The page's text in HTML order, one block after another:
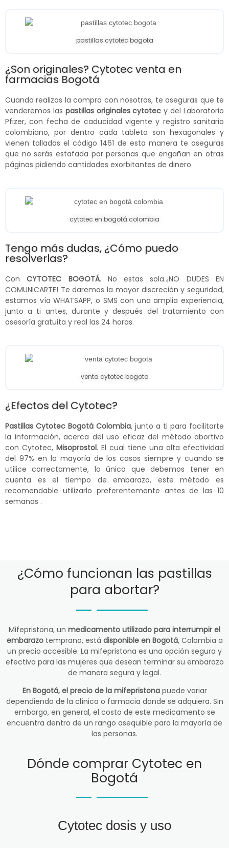
pastillas cytotec bogota
¿Son originales? Cytotec venta en
farmacias Bogotá
Cuando realizas la compra con nosotros, te aseguras que te
venderemos las pastillas originales cytotec y del Laboratorio
Pfizer, con fecha de caducidad vigente y registro sanitario
colombiano, por dentro cada tableta son hexagonales y
vienen talladas el código 1461 de esta manera te aseguras
que no serás estafada por personas que engañan en otras
páginas pidiendo cantidades exorbitantes de dinero
cytotec en bogotá colombia
Tengo más dudas, ¿Cómo puedo
resolverlas?
ConCYTOTEC BOGOTÁ. No estas sola..¡NO DUDES EN
COMUNICARTE! Te daremos la mayor discreción y seguridad,
estamos vía WHATSAPP, o SMS con una amplia experiencia,
junto a ti antes, durante y después del tratamiento con
asesoría gratuita y real las 24 horas.
venta cytotec bogota
¿Efectos del Cytotec?
Pastillas Cytotec Bogotá Colombia, junto a ti para facilitarte
la información, acerca del uso eficaz del método abortivo
con Cytotec, Misoprostol. El cual tiene una alta efectividad
del 97% en la mayoría de los casos siempre y cuando se
utilice correctamente, lo único que debemos tener en
cuenta es el tiempo de embarazo, este método es
recomendable utilizarlo preferentemente antes de las 10
semanas .
¿Cómo funcionan las pastillas
para abortar?
Mifepristona, un medicamento utilizado para interrumpir el
embarazotemprano, está disponible en Bogotá, Colombia a
un precio accesible. La mifepristona es una opción segura y
efectiva para las mujeres que desean terminar su embarazo
de manera segura y legal.
En Bogotá, el precio de la mifepristonapuede variar
dependiendo de la clínica o farmacia donde se adquiera. Sin
embargo, en general, el costo de este medicamento se
encuentra dentro de un rango asequible para la mayoría de
las personas.
Dónde comprar Cytotec en
Bogotá
Cytotec dosis y uso